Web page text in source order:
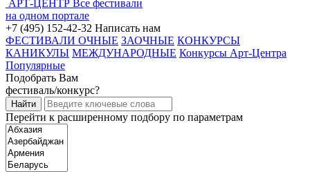
АРТ-ЦЕНТР Все фестивали
на одном портале
+7 (495) 152-42-32 Написать нам
ФЕСТИВАЛИ ОЧНЫЕ ЗАОЧНЫЕ КОНКУРСЫ
КАНИКУЛЫ МЕЖДУНАРОДНЫЕ Конкурсы Арт-Центра
Популярные
Подобрать Вам
фестиваль/конкурс?
Перейти к расширенному подбору по параметрам